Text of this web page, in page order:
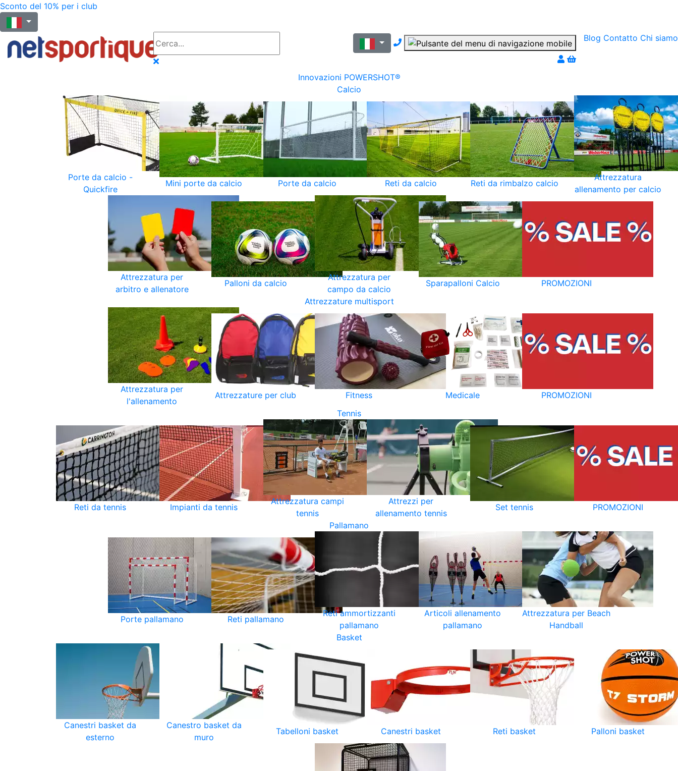
Sconto del 10% per i club
Blog Contatto Chi siamo
Nous contacter par téléphone
Innovazioni POWERSHOT®
Calcio
Porte da calcio -
Quickfire
Mini porte da calcio Porte da calcio Reti da calcio Reti da rimbalzo calcio
Attrezzatura
allenamento per calcio
Attrezzatura per
arbitro e allenatore
Palloni da calcio
Attrezzatura per
campo da calcio
Sparapalloni Calcio
PROMOZIONI
Attrezzature multisport
Attrezzatura per
l'allenamento
Attrezzature per club Fitness Medicale
PROMOZIONI
Tennis
Reti da tennis Impianti da tennis
Attrezzatura campi
tennis
Attrezzi per
allenamento tennis
Set tennis
PROMOZIONI
Pallamano
Porte pallamano Reti pallamano
Reti ammortizzanti
pallamano
Articoli allenamento
pallamano
Attrezzatura per Beach
Handball
Basket
Canestri basket da
esterno
Canestro basket da
muro
Tabelloni basket Canestri basket Reti basket Palloni basket